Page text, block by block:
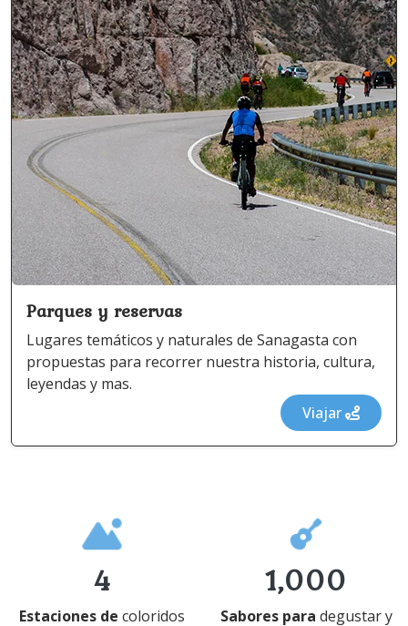
Parques y reservas
Lugares temáticos y naturales de Sanagasta con
propuestas para recorrer nuestra historia, cultura,
leyendas y mas.
Viajar
4
Estaciones de coloridos
1,000
Sabores para degustar y